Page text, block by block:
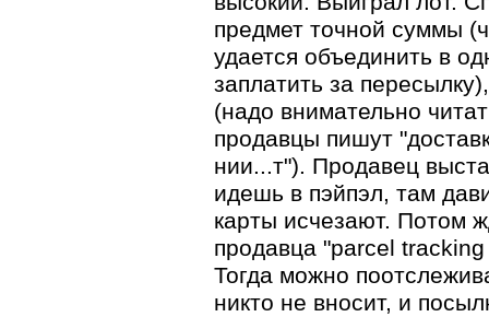
предмет точной суммы
удается объединить в
заплатить за
(надо внимательно
продавцы пишут
нии...т"). Продавец
идешь в пэйпэл, там
карты исчезают. Потом
продавца "parcel
Тогда можно
никто не вносит, и